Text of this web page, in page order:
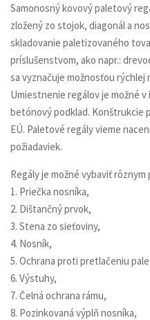
Samonosný kovový paletový
zložený zo stojok, diagonál a
skladovanie paletizovaného
príslušenstvom, ako napr.:
sa vyznačuje možnosťou rýchlej
Umiestnenie regálov je možné
betónový podklad. Konštrukcie
EÚ. Paletové regály vieme
požiadaviek.
Regály je možné vybaviť
1. Priečka nosníka,
2. Dištančný prvok,
3. Stena zo sieťoviny,
4. Nosník,
5. Ochrana proti pretlačeniu
6. Výstuhy,
7. Čelná ochrana rámu,
8. Pozinkovaná výplň nosníka,